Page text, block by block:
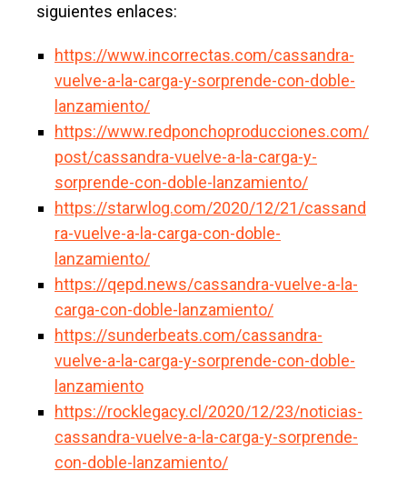
siguientes enlaces:
https://www.incorrectas.com/cassandra-
vuelve-a-la-carga-y-sorprende-con-doble-
lanzamiento/
https://www.redponchoproducciones.com/
post/cassandra-vuelve-a-la-carga-y-
sorprende-con-doble-lanzamiento/
https://starwlog.com/2020/12/21/cassand
ra-vuelve-a-la-carga-con-doble-
lanzamiento/
https://qepd.news/cassandra-vuelve-a-la-
carga-con-doble-lanzamiento/
https://sunderbeats.com/cassandra-
vuelve-a-la-carga-y-sorprende-con-doble-
lanzamiento
https://rocklegacy.cl/2020/12/23/noticias-
cassandra-vuelve-a-la-carga-y-sorprende-
con-doble-lanzamiento/